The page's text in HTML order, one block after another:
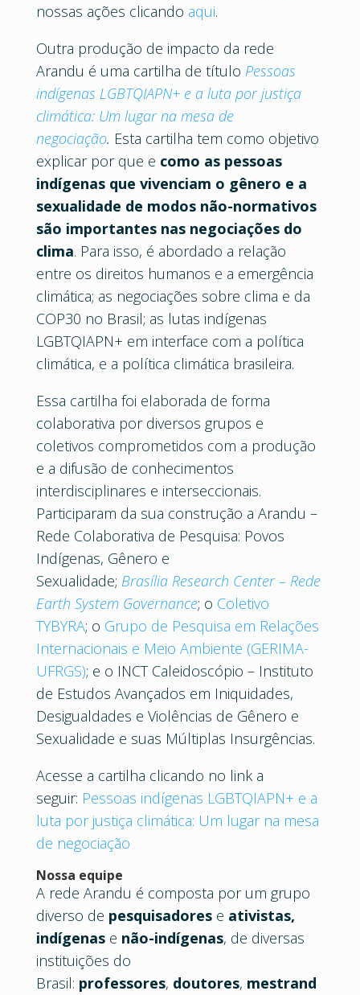
nossas ações clicando aqui.
Outra produção de impacto da rede
Arandu é uma cartilha de título Pessoas
indígenas LGBTQIAPN+ e a luta por justiça
climática: Um lugar na mesa de
negociação. Esta cartilha tem como objetivo
explicar por que e como as pessoas
indígenas que vivenciam o gênero e a
sexualidade de modos não-normativos
são importantes nas negociações do
clima. Para isso, é abordado a relação
entre os direitos humanos e a emergência
climática; as negociações sobre clima e da
COP30 no Brasil; as lutas indígenas
LGBTQIAPN+ em interface com a política
climática, e a política climática brasileira.
Essa cartilha foi elaborada de forma
colaborativa por diversos grupos e
coletivos comprometidos com a produção
e a difusão de conhecimentos
interdisciplinares e interseccionais.
Participaram da sua construção a Arandu –
Rede Colaborativa de Pesquisa: Povos
Indígenas, Gênero e
Sexualidade; Brasília Research Center – Rede
Earth System Governance; o Coletivo
TYBYRA; o Grupo de Pesquisa em Relações
Internacionais e Meio Ambiente (GERIMA-
UFRGS); e o INCT Caleidoscópio – Instituto
de Estudos Avançados em Iniquidades,
Desigualdades e Violências de Gênero e
Sexualidade e suas Múltiplas Insurgências.
Acesse a cartilha clicando no link a
seguir: Pessoas indígenas LGBTQIAPN+ e a
luta por justiça climática: Um lugar na mesa
de negociação
Nossa equipe
A rede Arandu é composta por um grupo
diverso de pesquisadores e ativistas,
indígenas e não-indígenas, de diversas
instituições do
Brasil: professores, doutores, mestrand